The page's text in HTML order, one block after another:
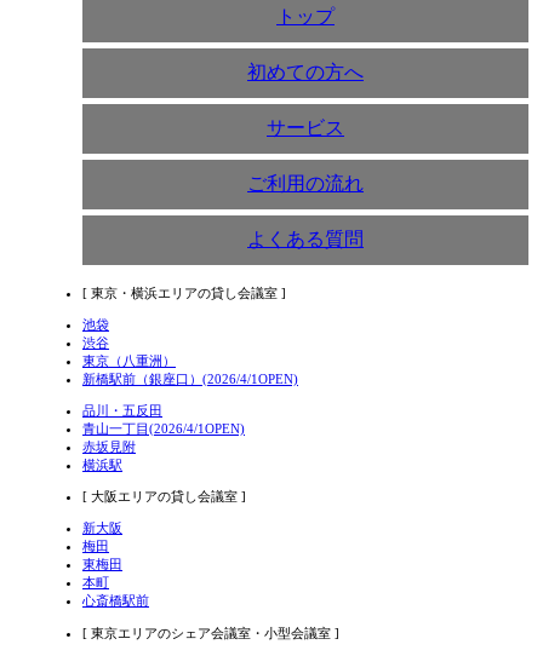
トップ
初めての方へ
サービス
ご利用の流れ
よくある質問
[ 東京・横浜エリアの貸し会議室 ]
池袋
渋谷
東京（八重洲）
新橋駅前（銀座口）(2026/4/1OPEN)
品川・五反田
青山一丁目(2026/4/1OPEN)
赤坂見附
横浜駅
[ 大阪エリアの貸し会議室 ]
新大阪
梅田
東梅田
本町
心斎橋駅前
[ 東京エリアのシェア会議室・小型会議室 ]